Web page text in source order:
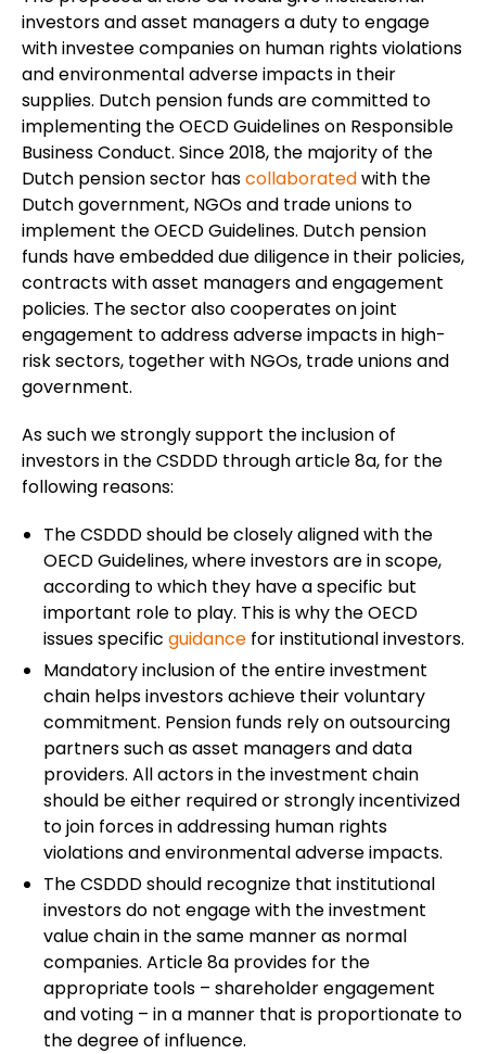
investors and asset managers a duty to engage
with investee companies on human rights violations
and environmental adverse impacts in their
supplies. Dutch pension funds are committed to
implementing the OECD Guidelines on Responsible
Business Conduct. Since 2018, the majority of the
Dutch pension sector hascollaboratedwith the
Dutch government, NGOs and trade unions to
implement the OECD Guidelines. Dutch pension
funds have embedded due diligence in their policies,
contracts with asset managers and engagement
policies. The sector also cooperates on joint
engagement to address adverse impacts in high-
risk sectors, together with NGOs, trade unions and
government.
As such we strongly support the inclusion of
investors in the CSDDD through article 8a, for the
following reasons:
The CSDDD should be closely aligned with the
OECD Guidelines, where investors are in scope,
according to which they have a specific but
important role to play. This is why the OECD
issues specific guidance for institutional investors.
Mandatory inclusion of the entire investment
chain helps investors achieve their voluntary
commitment. Pension funds rely on outsourcing
partners such as asset managers and data
providers. All actors in the investment chain
should be either required or strongly incentivized
to join forces in addressing human rights
violations and environmental adverse impacts.
The CSDDD should recognize that institutional
investors do not engage with the investment
value chain in the same manner as normal
companies. Article 8a provides for the
appropriate tools – shareholder engagement
and voting – in a manner that is proportionate to
the degree of influence.